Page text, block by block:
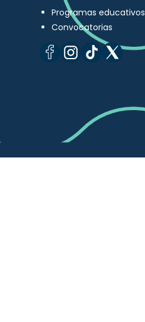
Programas educativos
Convocatorias